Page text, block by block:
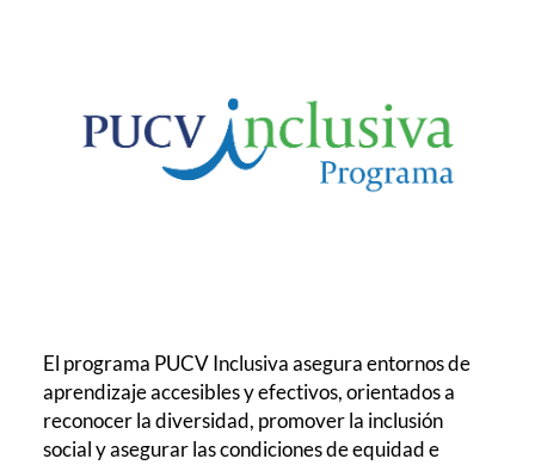
El programa PUCV Inclusiva asegura entornos de
aprendizaje accesibles y efectivos, orientados a
reconocer la diversidad, promover la inclusión
social y asegurar las condiciones de equidad e